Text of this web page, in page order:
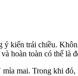
kiến trái chiều.
hoàn toàn có thể là
mai. Trong khi